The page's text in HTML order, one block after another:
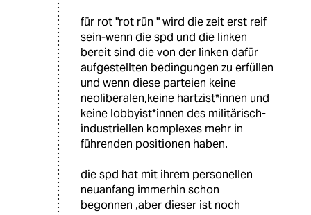
für rot "rot rün " wird die zeit erst reif
sein-wenn die spd und die linken
bereit sind die von der linken dafür
aufgestellten bedingungen zu erfüllen
und wenn diese parteien keine
neoliberalen,keine hartzist*innen und
keine lobbyist*innen des militärisch-
industriellen komplexes mehr in
führenden positionen haben.
die spd hat mit ihrem personellen
neuanfang immerhin schon
begonnen ,aber dieser ist noch